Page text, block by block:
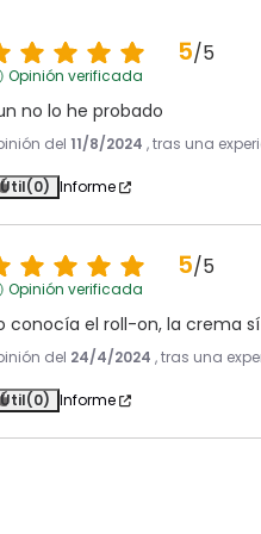
5/5
Opinión verificada
no lo he probado
del 11/8/2024 , tras una
Útil(0) Informe
5/5
Opinión verificada
conocía el roll-on, la crema
del 24/4/2024 , tras una
Útil(0) Informe